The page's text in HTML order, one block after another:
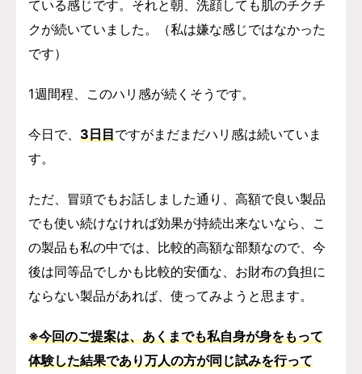
ている感じです。それと朝、洗顔しても肌のチクチ
クが続いていました。（私は嫌な感じではなかった
です）
1週間程、このハリ感が続くそうです。
今日で、 3日目ですがまだまだハリ感は続いていま
す。
ただ、冒頭でもお話しました通り、高額で良い製品
でも使い続けなければ効果が持続出来ないなら、こ
の製品も私の中では、比較的高額な部類なので、今
後は同等品でしかも比較的安価な、お財布の負担に
ならない製品があれば、使ってみようと思ます。
※今回のご提案は、あくまでも私自身が身をもって
体験した結果であり万人の方が同じ試みを行って